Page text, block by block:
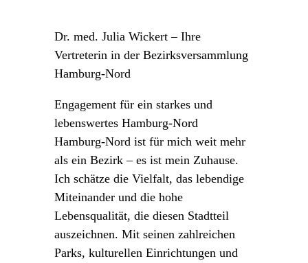
Dr. med. Julia Wickert – Ihre
Vertreterin in der Bezirksversammlung
Hamburg-Nord
Engagement für ein starkes und
lebenswertes Hamburg-Nord
Hamburg-Nord ist für mich weit mehr
als ein Bezirk – es ist mein Zuhause.
Ich schätze die Vielfalt, das lebendige
Miteinander und die hohe
Lebensqualität, die diesen Stadtteil
auszeichnen. Mit seinen zahlreichen
Parks, kulturellen Einrichtungen und